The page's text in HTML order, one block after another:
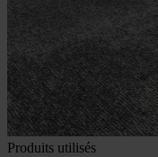
Produits utilisés